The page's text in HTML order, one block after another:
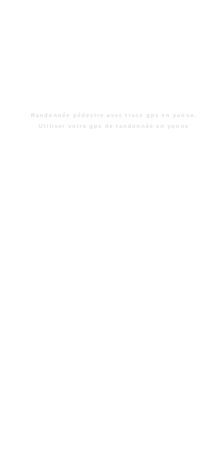
Randonnée pédestre avec trace gps en yonne.
Utiliser votre gps de randonnée en yonne